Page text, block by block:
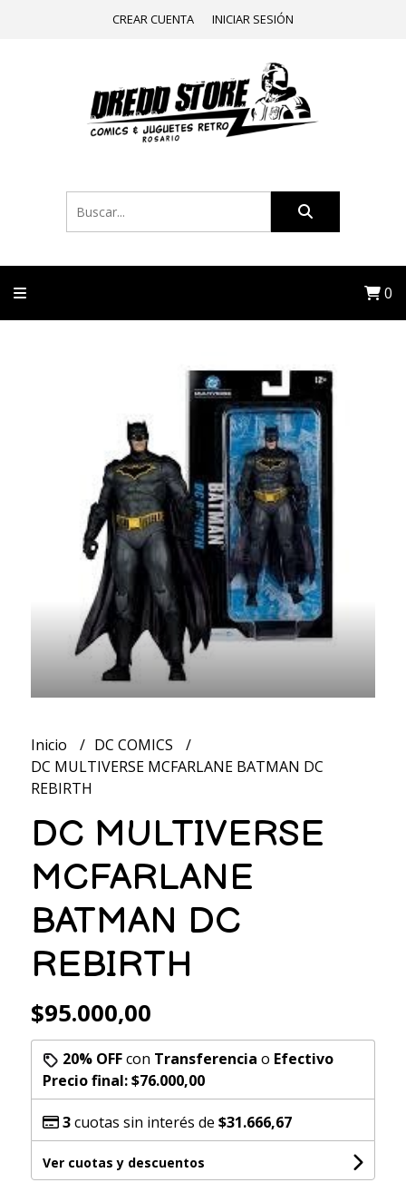
CREAR CUENTA INICIAR SESIÓN
0
Inicio
DC COMICS
DC MULTIVERSE MCFARLANE BATMAN DC
REBIRTH
DC MULTIVERSE
MCFARLANE
BATMAN DC
REBIRTH
$95.000,00
20% OFFcon Transferencia o Efectivo
Precio final:$76.000,00
3cuotas sin interés de $31.666,67
Ver cuotas y descuentos